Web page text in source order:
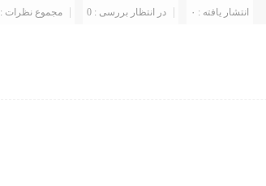
مجموع نظرات : 0 در انتظار بررسی : 0 انتشار یافته : ۰